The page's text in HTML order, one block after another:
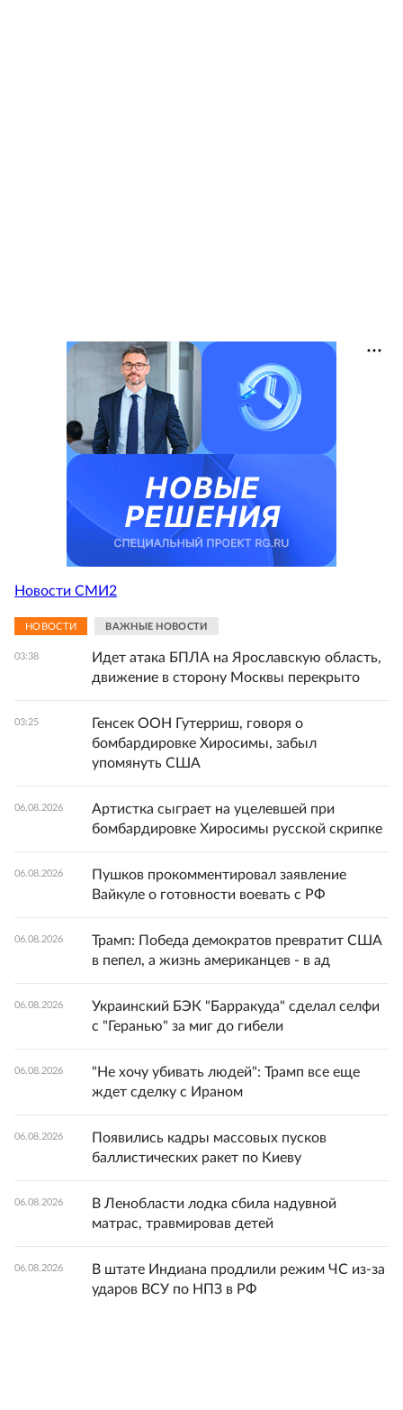
Новости СМИ2
НОВОСТИ ВАЖНЫЕ НОВОСТИ
03:38
Идет атака БПЛА на Ярославскую область,
движение в сторону Москвы перекрыто
03:25
Генсек ООН Гутерриш, говоря о
бомбардировке Хиросимы, забыл
упомянуть США
06.08.2026
Артистка сыграет на уцелевшей при
бомбардировке Хиросимы русской скрипке
06.08.2026
Пушков прокомментировал заявление
Вайкуле о готовности воевать с РФ
06.08.2026
Трамп: Победа демократов превратит США
в пепел, а жизнь американцев - в ад
06.08.2026
Украинский БЭК "Барракуда" сделал селфи
с "Геранью" за миг до гибели
06.08.2026
"Не хочу убивать людей": Трамп все еще
ждет сделку с Ираном
06.08.2026
Появились кадры массовых пусков
баллистических ракет по Киеву
06.08.2026
В Ленобласти лодка сбила надувной
матрас, травмировав детей
06.08.2026
В штате Индиана продлили режим ЧС из-за
ударов ВСУ по НПЗ в РФ